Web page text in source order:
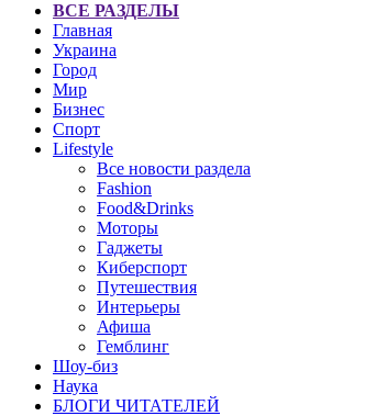
ВСЕ РАЗДЕЛЫ
Главная
Украина
Город
Мир
Бизнес
Спорт
Lifestyle
Все новости раздела
Fashion
Food&Drinks
Моторы
Гаджеты
Киберспорт
Путешествия
Интерьеры
Афиша
Гемблинг
Шоу-биз
Наука
БЛОГИ ЧИТАТЕЛЕЙ